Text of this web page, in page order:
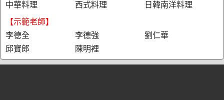
中華料理
西式料理
日韓南洋料理
【示範老師】
李德全
李德強
劉仁華
邱寶郎
陳明裡